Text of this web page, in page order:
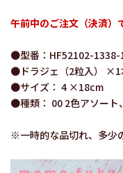
午前中のご注文（決済）
●型番：HF52102-1338-
●ドラジェ（2粒入） ×1
●サイズ： 4 ×18cm
●種類： 00 2色アソート
※一時的な品切れ、多少